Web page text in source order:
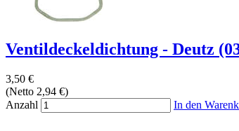
Ventildeckeldichtung - Deutz
3,50 €
(Netto 2,94 €)
Anzahl
In den